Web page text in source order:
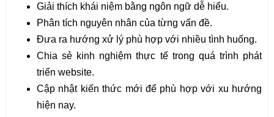
Giải thích khái niệm bằng ngôn ngữ dễ hiểu.
Phân tích nguyên nhân của từng vấn đề.
Đưa ra hướng xử lý phù hợp với nhiều tình huống.
Chia sẻ kinh nghiệm thực tế trong quá trình phát
triển website.
Cập nhật kiến thức mới để phù hợp với xu hướng
hiện nay.